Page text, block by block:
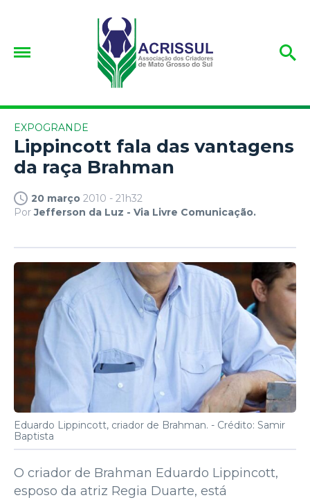
EXPOGRANDE
Lippincott fala das vantagens
da raça Brahman
20 março 2010 - 21h32
PorJefferson da Luz - Via Livre Comunicação.
Eduardo Lippincott, criador de Brahman. - Crédito: Samir
Baptista
O criador de Brahman Eduardo Lippincott,
esposo da atriz Regia Duarte, está